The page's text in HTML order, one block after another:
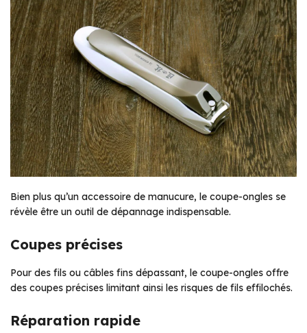
Bien plus qu’un accessoire de manucure, le coupe-ongles se
révèle être un outil de dépannage indispensable.
Coupes précises
Pour des fils ou câbles fins dépassant, le coupe-ongles offre
des coupes précises limitant ainsi les risques de fils effilochés.
Réparation rapide